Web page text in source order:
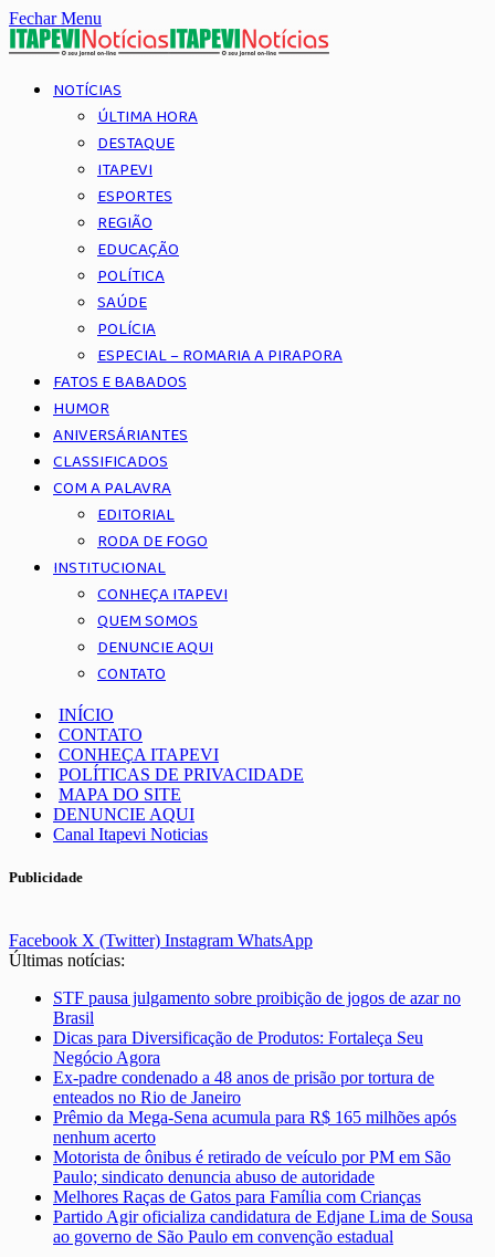
Fechar Menu
NOTÍCIAS
ÚLTIMA HORA
DESTAQUE
ITAPEVI
ESPORTES
REGIÃO
EDUCAÇÃO
POLÍTICA
SAÚDE
POLÍCIA
ESPECIAL – ROMARIA A PIRAPORA
FATOS E BABADOS
HUMOR
ANIVERSÁRIANTES
CLASSIFICADOS
COM A PALAVRA
EDITORIAL
RODA DE FOGO
INSTITUCIONAL
CONHEÇA ITAPEVI
QUEM SOMOS
DENUNCIE AQUI
CONTATO
INÍCIO
CONTATO
CONHEÇA ITAPEVI
POLÍTICAS DE PRIVACIDADE
MAPA DO SITE
DENUNCIE AQUI
Canal Itapevi Noticias
Publicidade
Facebook X (Twitter) Instagram WhatsApp
Últimas notícias:
STF pausa julgamento sobre proibição de jogos de azar no
Brasil
Dicas para Diversificação de Produtos: Fortaleça Seu
Negócio Agora
Ex-padre condenado a 48 anos de prisão por tortura de
enteados no Rio de Janeiro
Prêmio da Mega-Sena acumula para R$ 165 milhões após
nenhum acerto
Motorista de ônibus é retirado de veículo por PM em São
Paulo; sindicato denuncia abuso de autoridade
Melhores Raças de Gatos para Família com Crianças
Partido Agir oficializa candidatura de Edjane Lima de Sousa
ao governo de São Paulo em convenção estadual